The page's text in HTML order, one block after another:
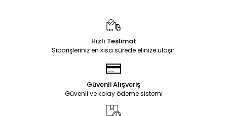
Hızlı Teslimat
Siparişleriniz en kısa sürede elinize ulaşır.
Güvenli Alışveriş
Güvenli ve kolay ödeme sistemi